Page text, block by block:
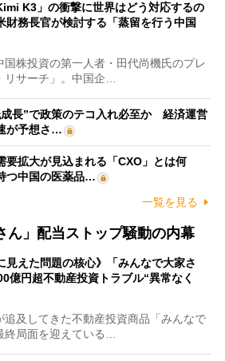
K3」の衝撃に世界はどう対応するの
務長官が検討する「蒸留を行う中国
株投資の第一人者・田代尚機氏のプレ
リサーチ」。中国企…
長”で政策のテコ入れ必至か 経済運営
が予想さ…
要拡大が見込まれる「CXO」とは何
つ中国の医薬品…
一覧を見る
ん」配当ストップ騒動の内幕
見えた問題の核心》「みんなで大家さ
億円超不動産投資トラブル“異常なく
及してきた不動産投資商品「みんなで
終局面を迎えている…